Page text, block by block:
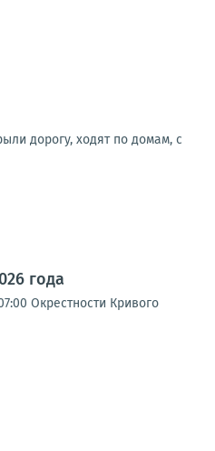
дорогу, ходят по домам, с
года
Окрестности Кривого